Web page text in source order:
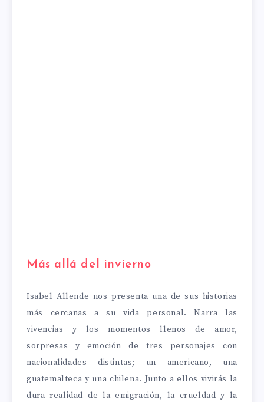
Más allá del invierno
Isabel Allende nos presenta una de sus historias
más cercanas a su vida personal. Narra las
vivencias y los momentos llenos de amor,
sorpresas y emoción de tres personajes con
nacionalidades distintas; un americano, una
guatemalteca y una chilena. Junto a ellos vivirás la
dura realidad de la emigración, la crueldad y la